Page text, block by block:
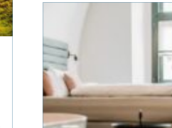
surfcamp som ett
perfekt alternati...